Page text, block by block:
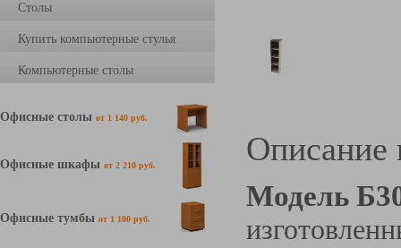
Столы
Купить компьютерные стулья
Компьютерные столы
Офисные столы от 1 140 руб.
Офисные шкафы от 2 210 руб.
Офисные тумбы от 1 100 руб.
Описание
Модель